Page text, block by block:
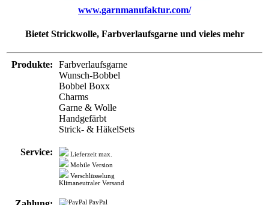
www.garnmanufaktur.com/
Bietet Strickwolle, Farbverlaufsgarne und vieles mehr
Produkte:
Farbverlaufsgarne
Wunsch-Bobbel
Bobbel Boxx
Charms
Garne & Wolle
Handgefärbt
Strick- & HäkelSets
Service:
Lieferzeit max.
Mobile Version
Verschlüsselung
Klimaneutraler Versand
PayPal